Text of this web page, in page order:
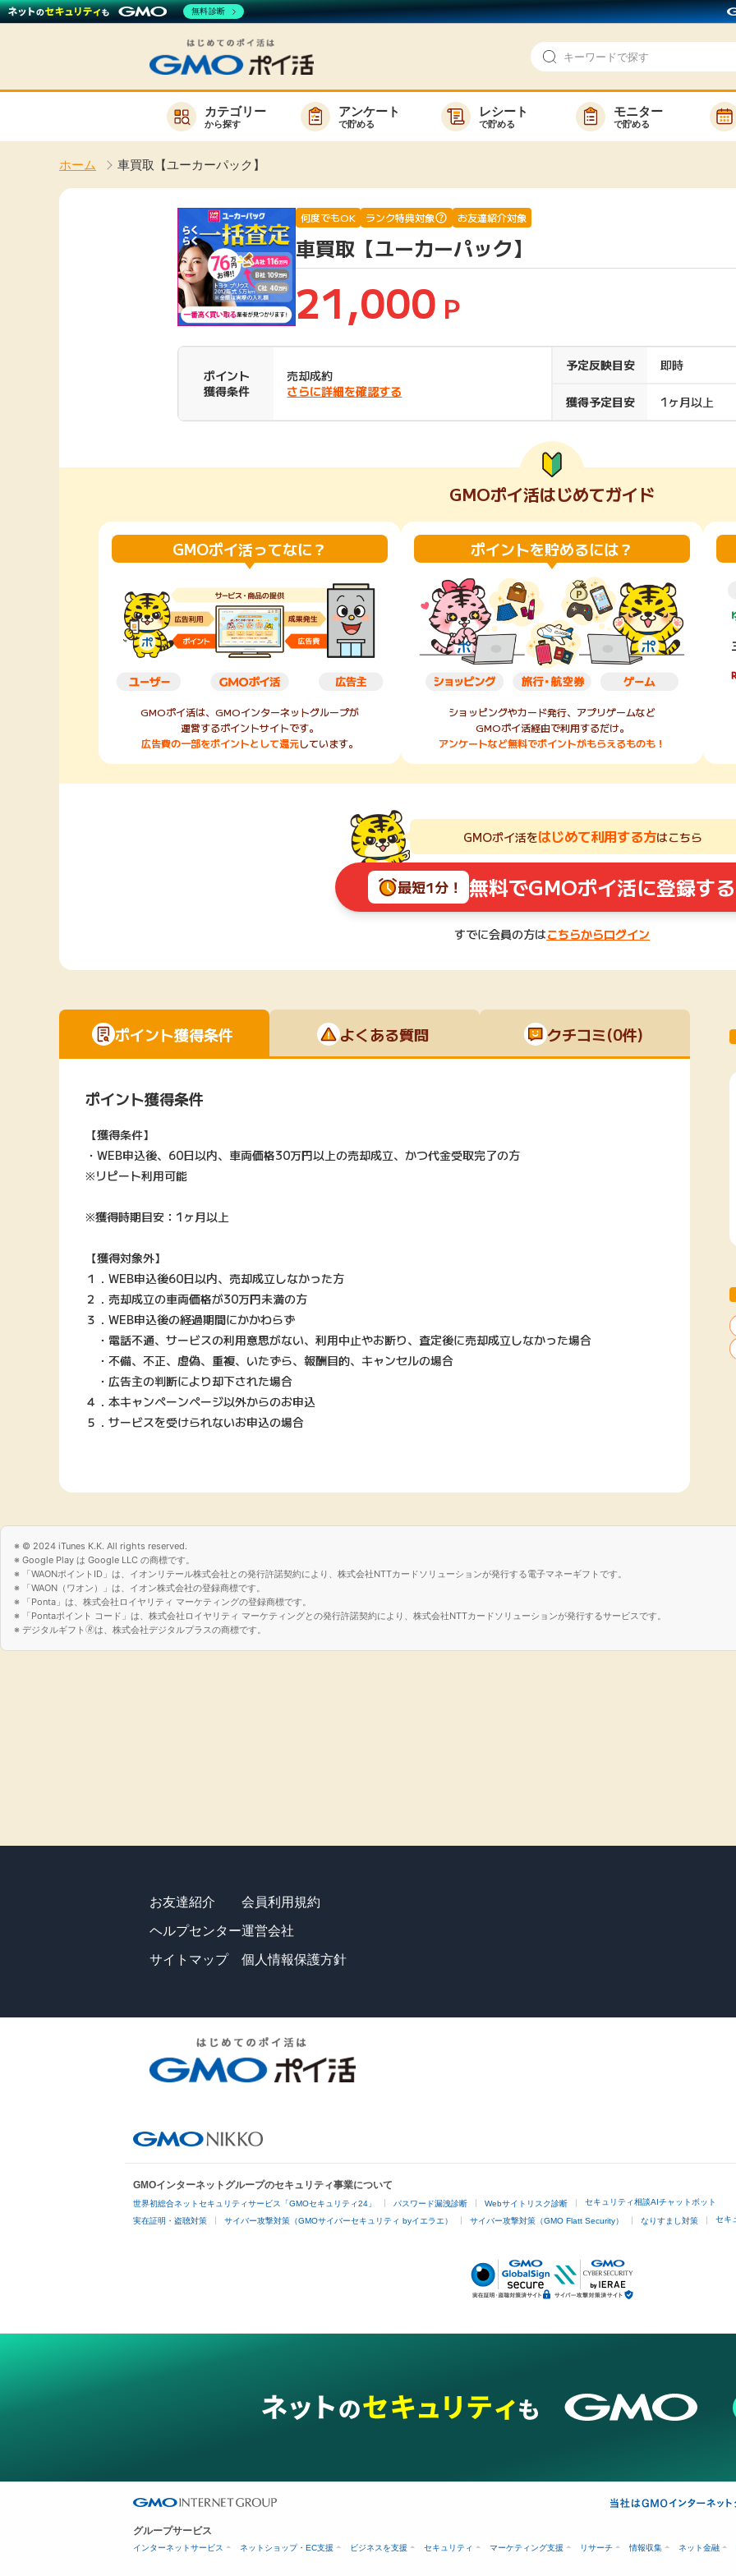
お知らせ
新着
無料
ゲーム
買い物
モニター
カテゴリー
から探す
アンケート
で貯める
レシート
で貯める
モニター
で貯める
ホーム 車買取【ユーカーパック】
サービスから検索
Rakuten Fashion
（楽天ファッショ
楽天証券
340P
楽天ビューティ
購入額の0.7%P 購入額の1%P 購入額の1%P 購入額の1%P
その他の楽天サービス
カテ
ポイ活
何度でもOK ランク特典対象 お友達紹介対象
車買取【ユーカーパック】
21,000 P
ポイント
獲得条件
売却成約
さらに詳細を確認する
予定反映目安 即時
獲得予定目安 1ヶ月以上
GMOポイ活はじめてガイド
GMOポイ活ってなに？
GMOポイ活は、GMOインターネットグループが
運営するポイントサイトです。
広告費の一部をポイントとして還元しています。
ポイントを貯めるには？
ショッピングやカード発行、アプリゲームなど
GMOポイ活経由で利用するだけ。
アンケートなど無料でポイントがもらえるものも！
GMOポイ活をはじめて利用する方はこちら
最短1分！ 無料でGMOポイ活に登録する
すでに会員の方はこちらからログイン
ポイント獲得条件 よくある質問 クチコミ(0件)
ポイント獲得条件
【獲得条件】
・WEB申込後、60日以内、車両価格30万円以上の売却成立、かつ代金受取完了の方
※リピート利用可能
※獲得時期目安：1ヶ月以上
【獲得対象外】
１．WEB申込後60日以内、売却成立しなかった方
２．売却成立の車両価格が30万円未満の方
３．WEB申込後の経過期間にかかわらず
・電話不通、サービスの利用意思がない、利用中止やお断り、査定後に売却成立しなかった場合
・不備、不正、虚偽、重複、いたずら、報酬目的、キャンセルの場合
・広告主の判断により却下された場合
４．本キャンペーンページ以外からのお申込
５．サービスを受けられないお申込の場合
© 2024 iTunes K.K. All rights reserved.
Google Play は Google LLC の商標です。
「WAONポイントID」は、イオンリテール株式会社との発行許諾契約により、株式会社NTTカードソリューションが発行する電子マネーギフトです。
「WAON（ワオン）」は、イオン株式会社の登録商標です。
「Ponta」は、株式会社ロイヤリティ マーケティングの登録商標です。
「Pontaポイント コード」は、株式会社ロイヤリティ マーケティングとの発行許諾契約により、株式会社NTTカードソリューションが発行するサービスです。
デジタルギフト🄬は、株式会社デジタルプラスの商標です。
お友達紹介
ヘルプセンター
サイトマップ
会員利用規約
運営会社
個人情報保護方針
GMOインターネットグループのセキュリティ事業について
世界初総合ネットセキュリティサービス「GMOセキュリティ24」 パスワード漏洩診断 Webサイトリスク診断 セキュリティ相談AIチャットボット
実在証明・盗聴対策 サイバー攻撃対策（GMOサイバーセキュリティ byイエラエ） サイバー攻撃対策（GMO Flatt Security） なりすまし対策 セキ
グループサービス
インターネットサービス ネットショップ・EC支援 ビジネスを支援 セキュリティ マーケティング支援 リサーチ 情報収集 ネット金融
無料診断